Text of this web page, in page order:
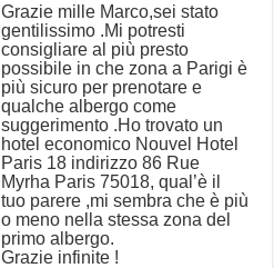
Grazie mille Marco,sei stato
gentilissimo .Mi potresti
consigliare al più presto
possibile in che zona a Parigi è
più sicuro per prenotare e
qualche albergo come
suggerimento .Ho trovato un
hotel economico Nouvel Hotel
Paris 18 indirizzo 86 Rue
Myrha Paris 75018, qual’è il
tuo parere ,mi sembra che è più
o meno nella stessa zona del
primo albergo.
Grazie infinite !